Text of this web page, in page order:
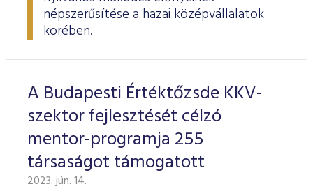
népszerűsítése a hazai középvállalatok
körében.
A Budapesti Értéktőzsde KKV-
szektor fejlesztését célzó
mentor-programja 255
társaságot támogatott
2023. jún. 14.